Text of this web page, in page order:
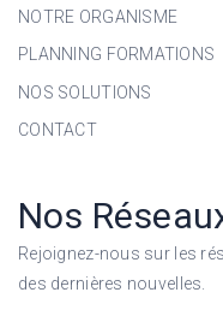
NOTRE ORGANISME
PLANNING FORMATIONS
NOS SOLUTIONS
CONTACT
Nos
Rejoignez-nous sur les
des dernières nouvelles.